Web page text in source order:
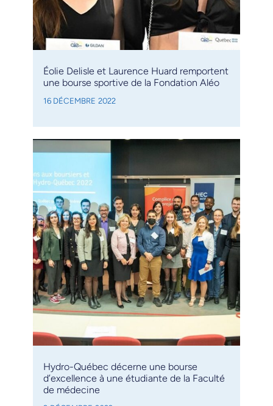
Éolie Delisle et Laurence Huard remportent
une bourse sportive de la Fondation Aléo
16 DÉCEMBRE 2022
Hydro-Québec décerne une bourse
d’excellence à une étudiante de la Faculté
de médecine